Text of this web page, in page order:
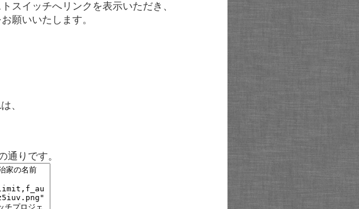
スイッチへリンクを表示いただき、
願いいたします。
、
通りです。